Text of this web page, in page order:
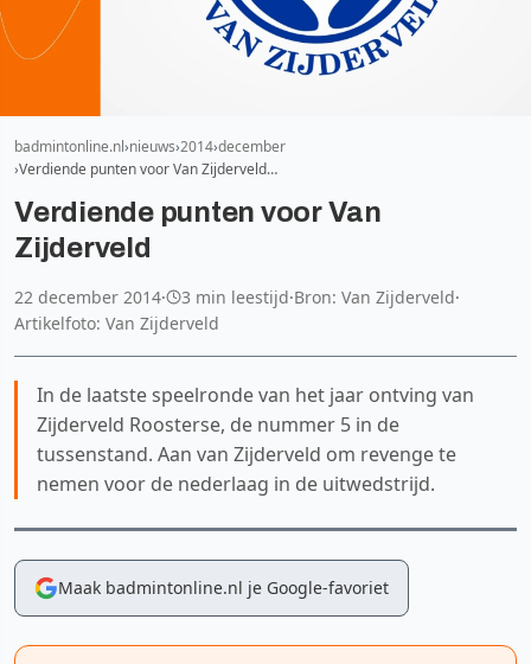
badmintonline.nl nieuws 2014 december
Verdiende punten voor Van Zijderveld…
Verdiende punten voor Van
Zijderveld
22 december 2014· 3 min leestijd·Bron: Van Zijderveld·
Artikelfoto: Van Zijderveld
In de laatste speelronde van het jaar ontving van
Zijderveld Roosterse, de nummer 5 in de
tussenstand. Aan van Zijderveld om revenge te
nemen voor de nederlaag in de uitwedstrijd.
Maak badmintonline.nl je Google-favoriet